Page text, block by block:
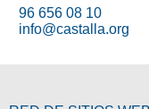
96 656 08 10
info@castalla.org